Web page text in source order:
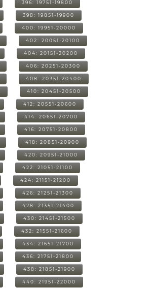
396: 19751-19800
398: 19851-19900
400: 19951-20000
402: 20051-20100
404: 20151-20200
406: 20251-20300
408: 20351-20400
410: 20451-20500
412: 20551-20600
414: 20651-20700
416: 20751-20800
418: 20851-20900
420: 20951-21000
422: 21051-21100
424: 21151-21200
426: 21251-21300
428: 21351-21400
430: 21451-21500
432: 21551-21600
434: 21651-21700
436: 21751-21800
438: 21851-21900
440: 21951-22000